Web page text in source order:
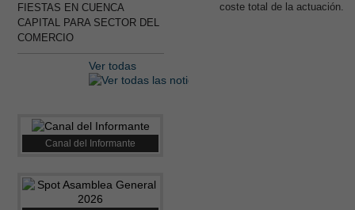
FIESTAS EN CUENCA
CAPITAL PARA SECTOR DEL
COMERCIO
Ver todas
Canal del Informante
coste total de la actuación.